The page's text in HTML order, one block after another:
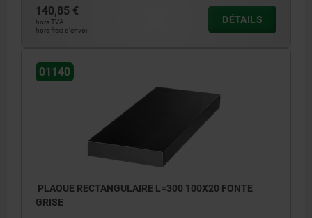
140,85 €
hors TVA
hors frais d’envoi
DÉTAILS
01140
PLAQUE RECTANGULAIRE L=300 100X20 FONTE
GRISE